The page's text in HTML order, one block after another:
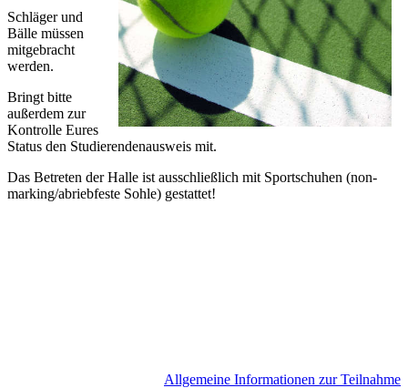
Schläger und
Bälle müssen
mitgebracht
werden.
Bringt bitte
außerdem zur
Kontrolle Eures
Status den Studierendenausweis mit.
Das Betreten der Halle ist ausschließlich mit Sportschuhen (non-
marking/abriebfeste Sohle) gestattet!
Allgemeine Informationen zur Teilnahme